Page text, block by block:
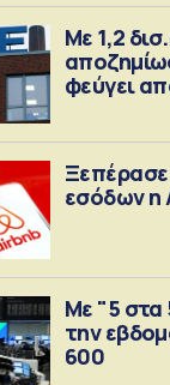
Με 1,2
φεύγει
Ξεπέρασε
εσόδων η
Με "5 στα
την
600